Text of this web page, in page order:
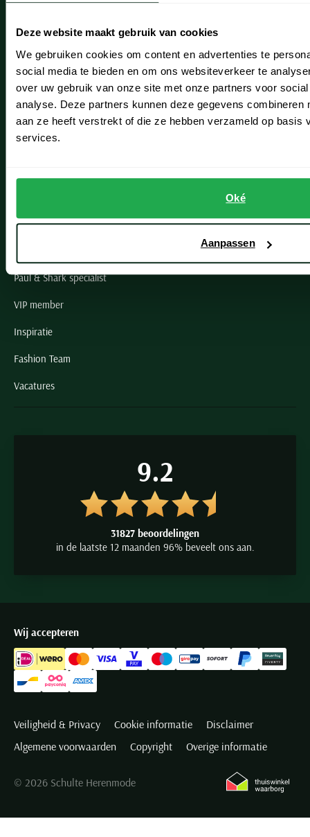
Deze website maakt gebruik van cookies
We gebruiken cookies om content en advertenties te
social media te bieden en om ons websiteverkeer te
over uw gebruik van onze site met onze partners voor
analyse. Deze partners kunnen deze gegevens combineren
aan ze heeft verstrekt of die ze hebben verzameld op basis
services.
Oké
Aanpassen
Leiderdorp
Lisse
Noordwijk
Openingstijden winkels
Schulte Herenmode
Paul & Shark specialist
VIP member
Inspiratie
Fashion Team
Vacatures
9.2
31827 beoordelingen
in de laatste 12 maanden 96% beveelt ons aan.
Wij accepteren
Veiligheid & Privacy Cookie informatie
Disclaimer
Algemene voorwaarden
Copyright Overige informatie
© 2026 Schulte Herenmode